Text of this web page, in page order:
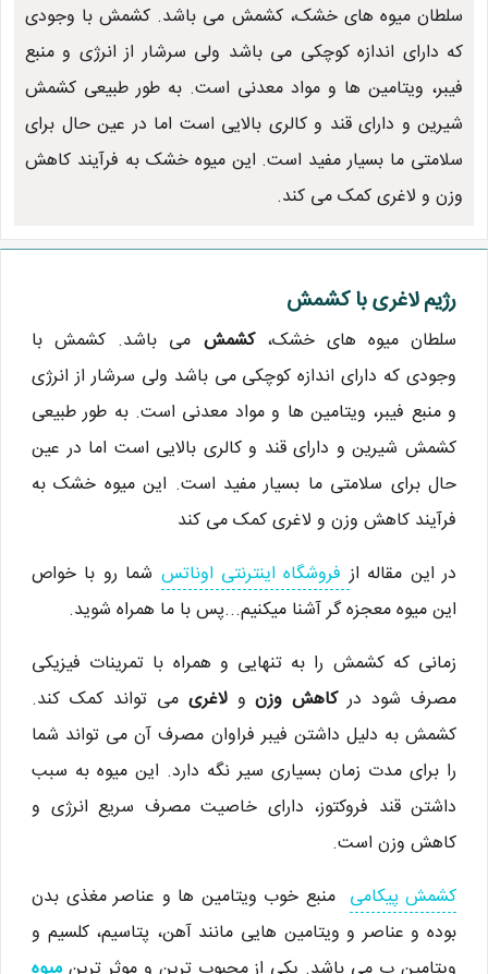
سلطان میوه های خشک، کشمش می باشد. کشمش با وجودی
که دارای اندازه کوچکی می باشد ولی سرشار از انرژی و منبع
فیبر، ویتامین ها و مواد معدنی است. به طور طبیعی کشمش
شیرین و دارای قند و کالری بالایی است اما در عین حال برای
سلامتی ما بسیار مفید است. این میوه خشک به فرآیند کاهش
وزن و لاغری کمک می کند.
رژیم لاغری با کشمش
سلطان میوه های خشک،کشمش می باشد. کشمش با
وجودی که دارای اندازه کوچکی می باشد ولی سرشار از انرژی
و منبع فیبر، ویتامین ها و مواد معدنی است. به طور طبیعی
کشمش شیرین و دارای قند و کالری بالایی است اما در عین
حال برای سلامتی ما بسیار مفید است. این میوه خشک به
فرآیند کاهش وزن و لاغری کمک می کند
در این مقاله ازفروشگاه اینترنتی اوناتس شما رو با خواص
این میوه معجزه گر آشنا میکنیم...پس با ما همراه شوید.
زمانی که کشمش را به تنهایی و همراه با تمرینات فیزیکی
مصرف شود درکاهش وزنولاغریمی تواند کمک کند.
کشمش به دلیل داشتن فیبر فراوان مصرف آن می تواند شما
را برای مدت زمان بسیاری سیر نگه دارد. این میوه به سبب
داشتن قند فروکتوز، دارای خاصیت مصرف سریع انرژی و
کاهش وزن است.
کشمش پیکامی منبع خوب ویتامین ها و عناصر مغذی بدن
بوده و عناصر و ویتامین هایی مانند آهن، پتاسیم، کلسیم و